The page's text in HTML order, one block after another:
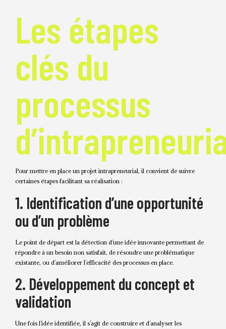
Les étapes
clés du
processus
Pour mettre en place un projet intrapreneurial, il convient de suivre
certaines étapes facilitant sa réalisation :
1. Identification d’une opportunité
ou d’un problème
Le point de départ est la détection d’une idée innovante permettant de
répondre à un besoin non satisfait, de résoudre une problématique
existante, ou d’améliorer l’efficacité des processus en place.
2. Développement du concept et
validation
Une fois l’idée identifiée, il s’agit de construire et d’analyser les